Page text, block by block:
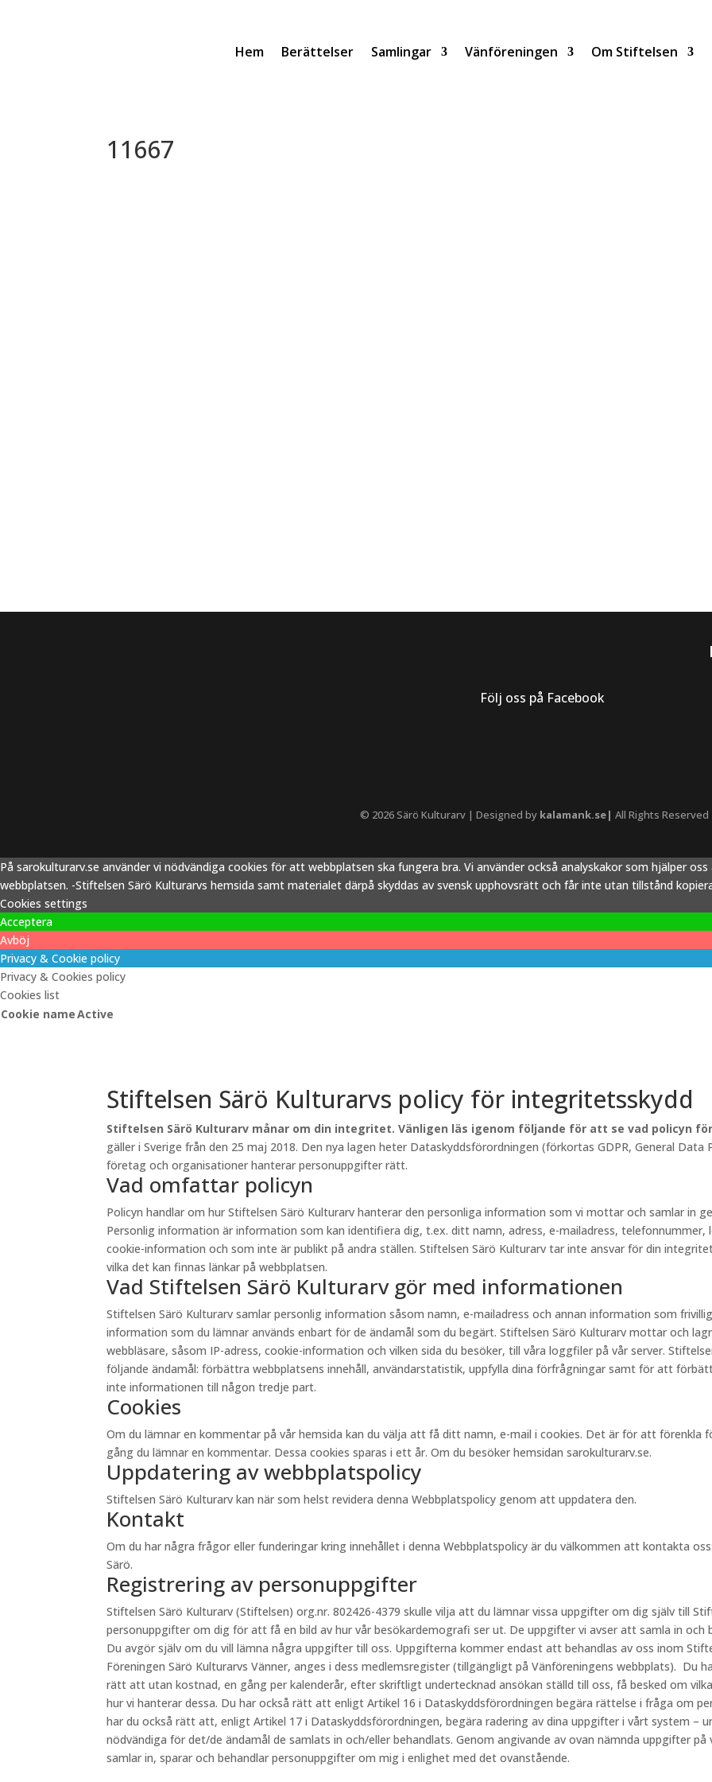
Hem Berättelser Samlingar Vänföreningen Om Stiftelsen
11667
Följ oss på Facebook
© 2026 Särö Kulturarv | Designed by kalamank.se| All Rights Reserved
På sarokulturarv.se använder vi nödvändiga cookies för att webbplatsen ska fungera bra. Vi använder också analyskakor som hjälper
webbplatsen. -Stiftelsen Särö Kulturarvs hemsida samt materialet därpå skyddas av svensk upphovsrätt och får inte utan tillstånd
Cookies settings
Acceptera
Avböj
Privacy & Cookie policy
Privacy & Cookies policy
Cookies list
Cookie nameActive
Stiftelsen Särö Kulturarvs policy för integritetsskydd
Stiftelsen Särö Kulturarv månar om din integritet. Vänligen läs igenom följande för att se vad policyn
gäller i Sverige från den 25 maj 2018. Den nya lagen heter Dataskyddsförordningen (förkortas GDPR, General
företag och organisationer hanterar personuppgifter rätt.
Vad omfattar policyn
Policyn handlar om hur Stiftelsen Särö Kulturarv hanterar den personliga information som vi mottar och samlar in
Personlig information är information som kan identifiera dig, t.ex. ditt namn, adress, e-mailadress, telefonnummer,
cookie-information och som inte är publikt på andra ställen. Stiftelsen Särö Kulturarv tar inte ansvar för din
vilka det kan finnas länkar på webbplatsen.
Vad Stiftelsen Särö Kulturarv gör med informationen
Stiftelsen Särö Kulturarv samlar personlig information såsom namn, e-mailadress och annan information som
information som du lämnar används enbart för de ändamål som du begärt. Stiftelsen Särö Kulturarv mottar och
webbläsare, såsom IP-adress, cookie-information och vilken sida du besöker, till våra loggfiler på vår server.
följande ändamål: förbättra webbplatsens innehåll, användarstatistik, uppfylla dina förfrågningar samt för att
inte informationen till någon tredje part.
Cookies
Om du lämnar en kommentar på vår hemsida kan du välja att få ditt namn, e-mail i cookies. Det är för att förenkla
gång du lämnar en kommentar. Dessa cookies sparas i ett år. Om du besöker hemsidan sarokulturarv.se.
Uppdatering av webbplatspolicy
Stiftelsen Särö Kulturarv kan när som helst revidera denna Webbplatspolicy genom att uppdatera den.
Kontakt
Om du har några frågor eller funderingar kring innehållet i denna Webbplatspolicy är du välkommen att kontakta
Särö.
Registrering av personuppgifter
Stiftelsen Särö Kulturarv (Stiftelsen) org.nr. 802426-4379 skulle vilja att du lämnar vissa uppgifter om dig själv till
personuppgifter om dig för att få en bild av hur vår besökardemografi ser ut. De uppgifter vi avser att samla in och
Du avgör själv om du vill lämna några uppgifter till oss. Uppgifterna kommer endast att behandlas av oss inom
Föreningen Särö Kulturarvs Vänner, anges i dess medlemsregister (tillgängligt på Vänföreningens webbplats). Du
rätt att utan kostnad, en gång per kalenderår, efter skriftligt undertecknad ansökan ställd till oss, få besked om
hur vi hanterar dessa. Du har också rätt att enligt Artikel 16 i Dataskyddsförordningen begära rättelse i fråga om
har du också rätt att, enligt Artikel 17 i Dataskyddsförordningen, begära radering av dina uppgifter i vårt system
nödvändiga för det/de ändamål de samlats in och/eller behandlats. Genom angivande av ovan nämnda uppgifter
samlar in, sparar och behandlar personuppgifter om mig i enlighet med det ovanstående.